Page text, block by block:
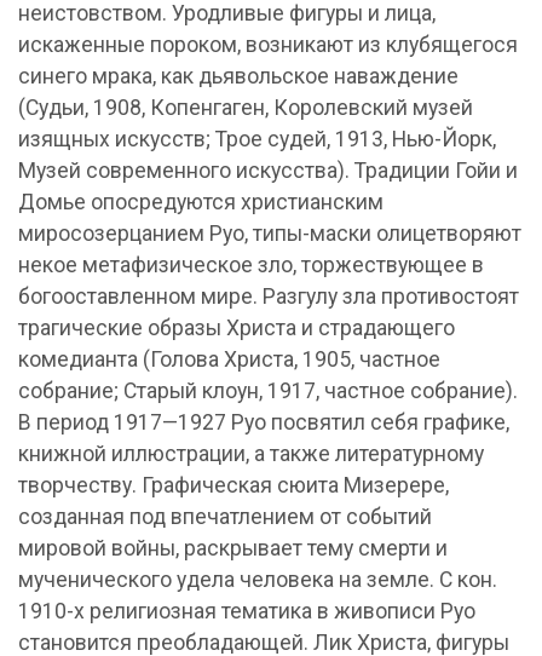
неистовством. Уродливые фигуры и лица,
искаженные пороком, возникают из клубящегося
синего мрака, как дьявольское наваждение
(Судьи, 1908, Копенгаген, Королевский музей
изящных искусств; Трое судей, 1913, Нью-Йорк,
Музей современного искусства). Традиции Гойи и
Домье опосредуются христианским
миросозерцанием Руо, типы-маски олицетворяют
некое метафизическое зло, торжествующее в
богооставленном мире. Разгулу зла противостоят
трагические образы Христа и страдающего
комедианта (Голова Христа, 1905, частное
собрание; Старый клоун, 1917, частное собрание).
В период 1917—1927 Руо посвятил себя графике,
книжной иллюстрации, а также литературному
творчеству. Графическая сюита Мизерере,
созданная под впечатлением от событий
мировой войны, раскрывает тему смерти и
мученического удела человека на земле. С кон.
1910-х религиозная тематика в живописи Руо
становится преобладающей. Лик Христа, фигуры